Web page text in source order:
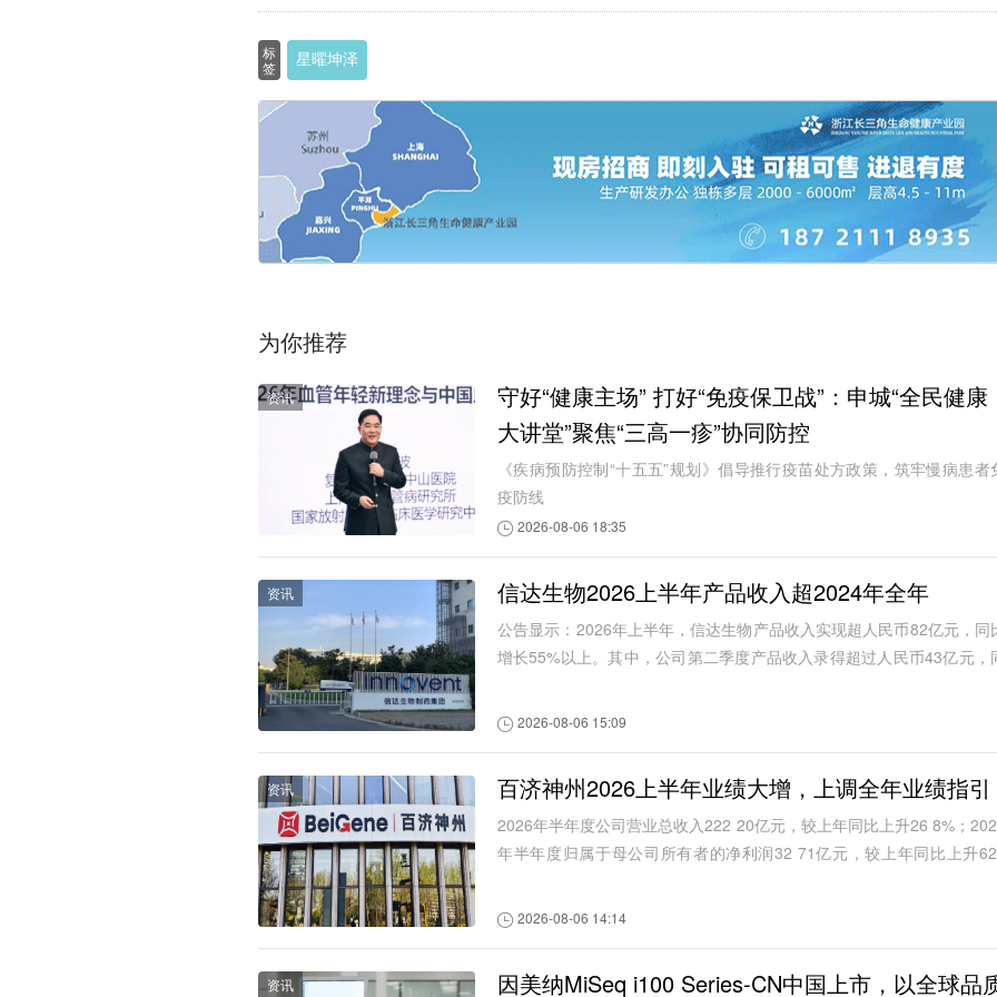
标
签
星曜坤泽
为你推荐
资讯
守好“健康主场” 打好“免疫保卫战”：申城“全民健康
大讲堂”聚焦“三高一疹”协同防控
《疾病预防控制“十五五”规划》倡导推行疫苗处方政策，筑牢慢病患者
疫防线
2026-08-06 18:35
资讯 信达生物2026上半年产品收入超2024年全年
公告显示：2026年上半年，信达生物产品收入实现超人民币82亿元，同
增长55%以上。其中，公司第二季度产品收入录得超过人民币43亿元，
2026-08-06 15:09
资讯 百济神州2026上半年业绩大增，上调全年业绩指引
2026年半年度公司营业总收入222 20亿元，较上年同比上升26 8%；
年半年度归属于母公司所有者的净利润32 71亿元，较上年同比上升
2026-08-06 14:14
资讯 因美纳MiSeq i100 Series-CN中国上市，以全球品